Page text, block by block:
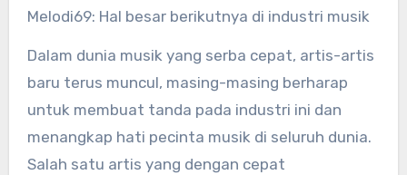
Melodi69: Hal besar berikutnya di industri musik
Dalam dunia musik yang serba cepat, artis-artis
baru terus muncul, masing-masing berharap
untuk membuat tanda pada industri ini dan
menangkap hati pecinta musik di seluruh dunia.
Salah satu artis yang dengan cepat